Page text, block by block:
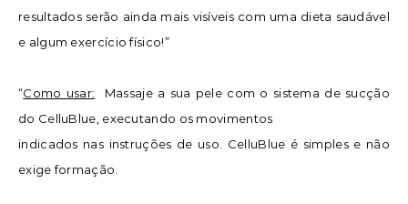
resultados serão ainda mais visíveis com uma dieta saudável
e algum exercício físico!”
“Como usar: Massaje a sua pele com o sistema de sucção
do CelluBlue, executando os movimentos
indicados nas instruções de uso. CelluBlue é simples e não
exige formação.